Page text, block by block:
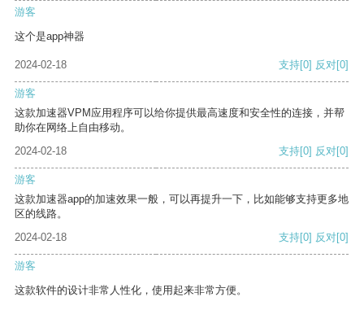
游客
这个是app神器
2024-02-18 支持[0] 反对[0]
游客
这款加速器VPM应用程序可以给你提供最高速度和安全性的连接，并帮
助你在网络上自由移动。
2024-02-18
支持[0] 反对[0]
游客
这款加速器app的加速效果一般，可以再提升一下，比如能够支持更多地
区的线路。
2024-02-18
支持[0] 反对[0]
游客
这款软件的设计非常人性化，使用起来非常方便。